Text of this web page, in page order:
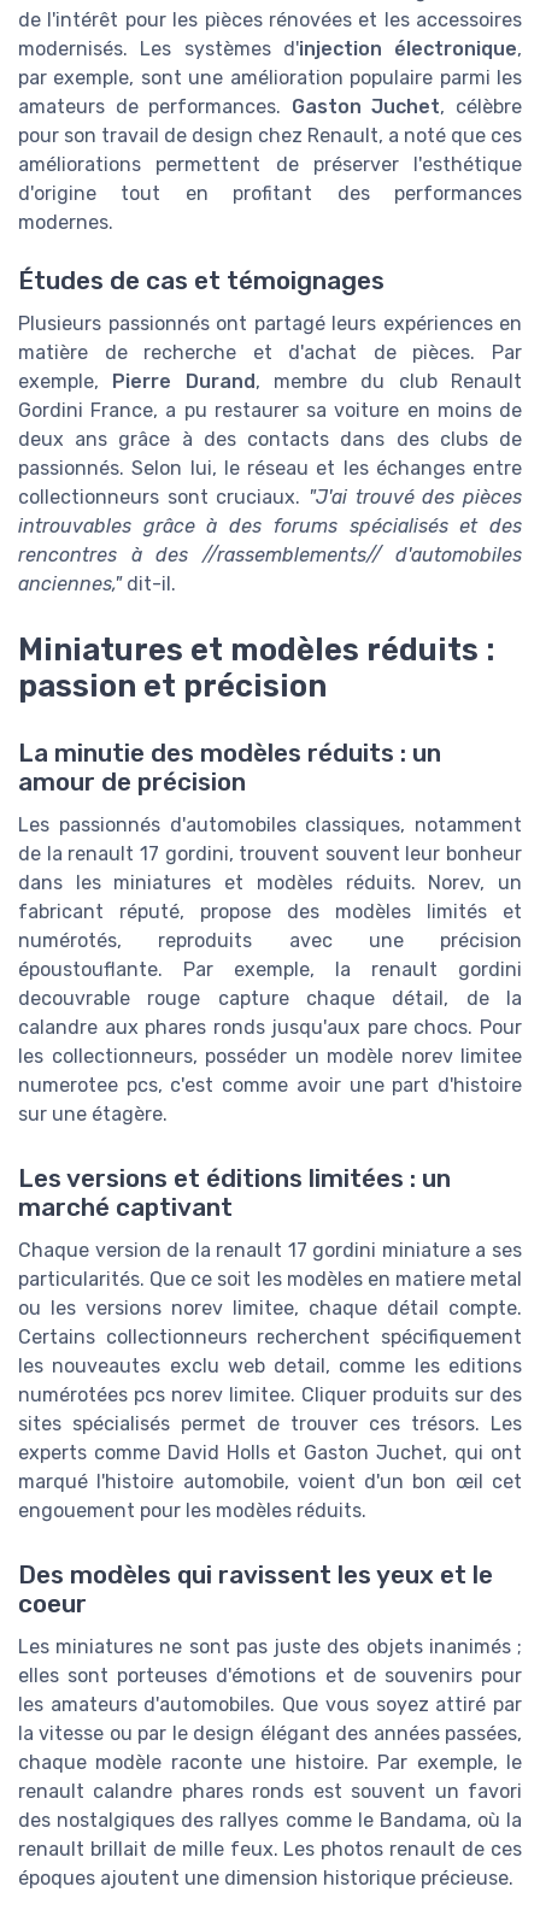
de l'intérêt pour les pièces rénovées et les accessoires
modernisés. Les systèmes d'injection électronique,
par exemple, sont une amélioration populaire parmi les
amateurs de performances. Gaston Juchet, célèbre
pour son travail de design chez Renault, a noté que ces
améliorations permettent de préserver l'esthétique
d'origine tout en profitant des performances
modernes.
Études de cas et témoignages
Plusieurs passionnés ont partagé leurs expériences en
matière de recherche et d'achat de pièces. Par
exemple,
Pierre Durand , membre du club Renault
Gordini France, a pu restaurer sa voiture en moins de
deux ans grâce à des contacts dans des clubs de
passionnés. Selon lui, le réseau et les échanges entre
collectionneurs sont cruciaux. "J'ai trouvé des pièces
introuvables grâce à des forums spécialisés et des
rencontres à des //rassemblements// d'automobiles
anciennes,"dit-il.
Miniatures et modèles réduits :
passion et précision
La minutie des modèles réduits : un
amour de précision
Les passionnés d'automobiles classiques, notamment
de la renault 17 gordini, trouvent souvent leur bonheur
dans les miniatures et modèles réduits. Norev, un
fabricant réputé, propose des modèles limités et
numérotés, reproduits avec une précision
époustouflante. Par exemple, la renault gordini
decouvrable rouge capture chaque détail, de la
calandre aux phares ronds jusqu'aux pare chocs. Pour
les collectionneurs, posséder un modèle norev limitee
numerotee pcs, c'est comme avoir une part d'histoire
sur une étagère.
Les versions et éditions limitées : un
marché captivant
Chaque version de la renault 17 gordini miniature a ses
particularités. Que ce soit les modèles en matiere metal
ou les versions norev limitee, chaque détail compte.
Certains collectionneurs recherchent spécifiquement
les nouveautes exclu web detail, comme les editions
numérotées pcs norev limitee. Cliquer produits sur des
sites spécialisés permet de trouver ces trésors. Les
experts comme David Holls et Gaston Juchet, qui ont
marqué l'histoire automobile, voient d'un bon œil cet
engouement pour les modèles réduits.
Des modèles qui ravissent les yeux et le
coeur
Les miniatures ne sont pas juste des objets inanimés ;
elles sont porteuses d'émotions et de souvenirs pour
les amateurs d'automobiles. Que vous soyez attiré par
la vitesse ou par le design élégant des années passées,
chaque modèle raconte une histoire. Par exemple, le
renault calandre phares ronds est souvent un favori
des nostalgiques des rallyes comme le Bandama, où la
renault brillait de mille feux. Les photos renault de ces
époques ajoutent une dimension historique précieuse.